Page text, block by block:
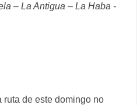
– La Antigua – La Haba -
ruta de este domingo no